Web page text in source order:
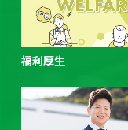
2025/10/14
令和７年度東京都
用）「合格者受験
者名簿登載者受験番
2025/09/01
東京都公立学校教
教育Festa！」の
福利厚生